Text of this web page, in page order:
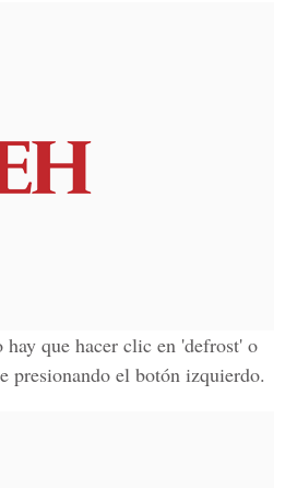
que hacer clic en 'defrost' o
presionando el botón izquierdo.